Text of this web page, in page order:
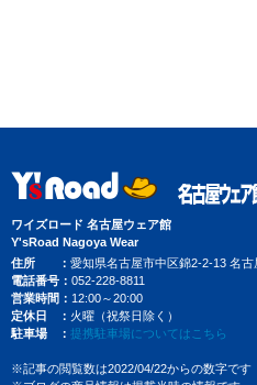
ワイズロード 名古屋ウェア館
Y'sRoad Nagoya Wear
住所
愛知県名古屋市中区錦2-2-13 名
電話番号
052-228-8811
営業時間
12:00～20:00
定休日
火曜（祝祭日除く）
駐車場
提携駐車場についてはこちら
※記事の閲覧数は2022/04/22からの数字です